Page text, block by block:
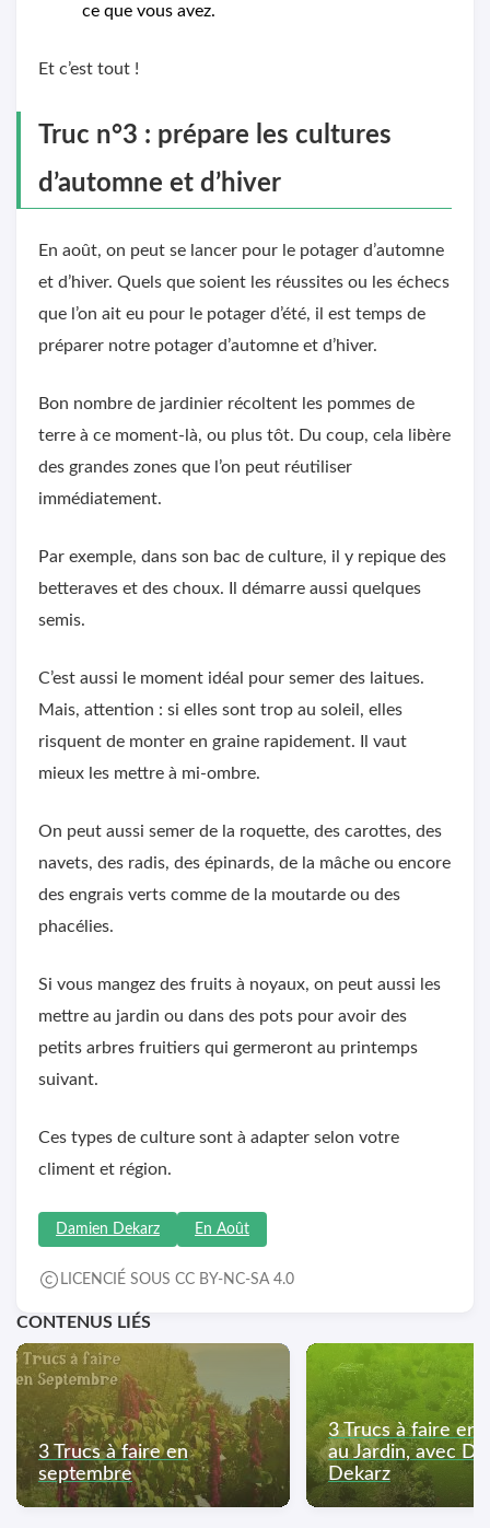
ce que vous avez.
Et c’est tout !
Truc n°3 : prépare les cultures
d’automne et d’hiver
En août, on peut se lancer pour le potager d’automne
et d’hiver. Quels que soient les réussites ou les échecs
que l’on ait eu pour le potager d’été, il est temps de
préparer notre potager d’automne et d’hiver.
Bon nombre de jardinier récoltent les pommes de
terre à ce moment-là, ou plus tôt. Du coup, cela libère
des grandes zones que l’on peut réutiliser
immédiatement.
Par exemple, dans son bac de culture, il y repique des
betteraves et des choux. Il démarre aussi quelques
semis.
C’est aussi le moment idéal pour semer des laitues.
Mais, attention : si elles sont trop au soleil, elles
risquent de monter en graine rapidement. Il vaut
mieux les mettre à mi-ombre.
On peut aussi semer de la roquette, des carottes, des
navets, des radis, des épinards, de la mâche ou encore
des engrais verts comme de la moutarde ou des
phacélies.
Si vous mangez des fruits à noyaux, on peut aussi les
mettre au jardin ou dans des pots pour avoir des
petits arbres fruitiers qui germeront au printemps
suivant.
Ces types de culture sont à adapter selon votre
climent et région.
Damien Dekarz En Août
LICENCIÉ SOUS CC BY-NC-SA 4.0
CONTENUS LIÉS
3 Trucs à faire en
septembre
3 Trucs à faire en
au Jardin, avec
Dekarz